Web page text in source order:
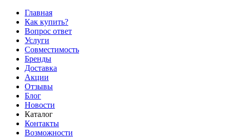
Главная
Как купить?
Вопрос ответ
Услуги
Совместимость
Бренды
Доставка
Акции
Отзывы
Блог
Новости
Каталог
Контакты
Возможности